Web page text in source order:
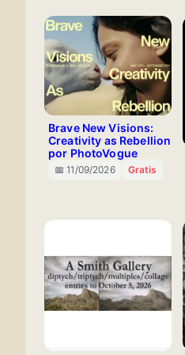
Brave New Visions:
Creativity as Rebellion
por PhotoVogue
📅 11/09/2026 Gratis